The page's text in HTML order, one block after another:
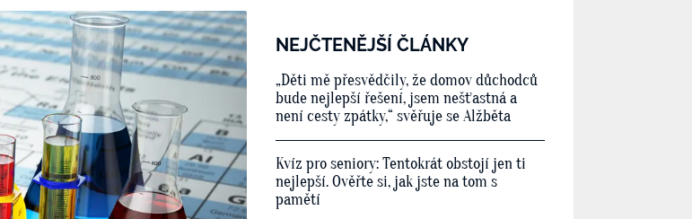
NEJČTENĚJŠÍ ČLÁNKY
„Děti mě přesvědčily, že domov důchodců
bude nejlepší řešení, jsem nešťastná a
není cesty zpátky,“ svěřuje se Alžběta
Kvíz pro seniory: Tentokrát obstojí jen ti
nejlepší. Ověřte si, jak jste na tom s
pamětí